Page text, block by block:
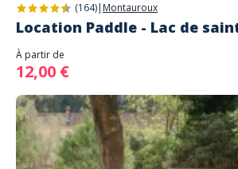
(164)| Montauroux
Location Paddle - Lac de
À partir de
12,00 €